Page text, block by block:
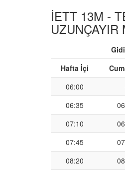
İETT 13M -
UZUNÇAYIR
Hafta İçi
06:00
06:35
07:10
07:45
08:20